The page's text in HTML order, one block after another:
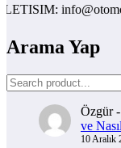
Arama Yap
Özgür-
ve
10 Aralık